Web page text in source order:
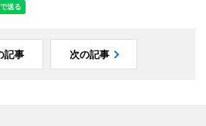
記事 次の記事